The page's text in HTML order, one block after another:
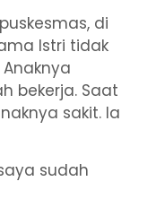
di
Istri tidak
bekerja. Saat
sakit. Ia
sudah